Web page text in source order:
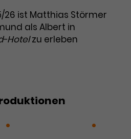
über die
der Website. Die
Daten umfassen in
die Quelle, aus der sie
speichert
zu Werbeklicks und
Zuordnung von
26 ist Matthias Störmer
als Albert in
Hotelzu erleben